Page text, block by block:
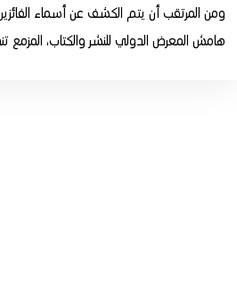
ومن المرتقب أن يتم الكشف عن أسماء
هامش المعرض الدولي للنشر والكتاب، المزمع